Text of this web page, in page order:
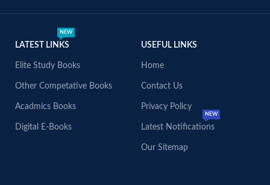
LATEST LINKS
NEW
Elite Study Books
Other Competative Books
Acadmics Books
Digital E-Books
USEFUL LINKS
Home
Contact Us
Privacy Policy
Latest Notifications
NEW
Our Sitemap